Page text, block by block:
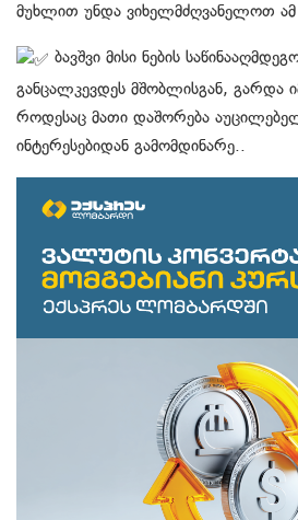
მუხლით უნდა ვიხელმძღვანელოთ
ბავშვი მისი ნების
განცალკევდეს მშობლისგან, გარდა
როდესაც მათი დაშორება
ინტერესებიდან გამომდინარე..